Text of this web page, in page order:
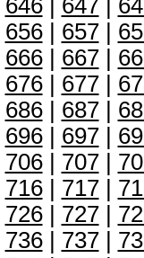
646| 647|
656| 657|
666| 667|
676| 677|
686| 687|
696| 697|
706| 707|
716| 717|
726| 727|
736| 737|